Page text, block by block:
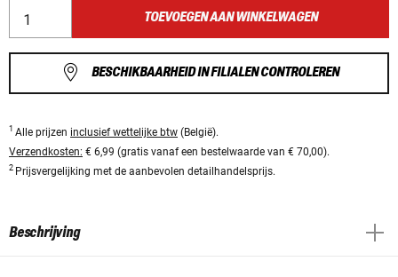
TOEVOEGEN AAN WINKELWAGEN
BESCHIKBAARHEID IN FILIALEN CONTROLEREN
1 Alle prijzen inclusief wettelijke btw (België).
Verzendkosten: € 6,99 (gratis vanaf een bestelwaarde van € 70,00).
2 Prijsvergelijking met de aanbevolen detailhandelsprijs.
Beschrijving